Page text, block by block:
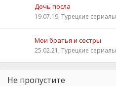
Дочь посла
19.07.19, Турецкие сериалы
Мои братья и сестры
25.02.21, Турецкие сериалы
Не пропустите